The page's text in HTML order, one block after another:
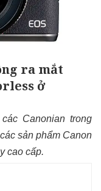
ra mắt
ở
Canonian trong
sản phẩm Canon
cao cấp.